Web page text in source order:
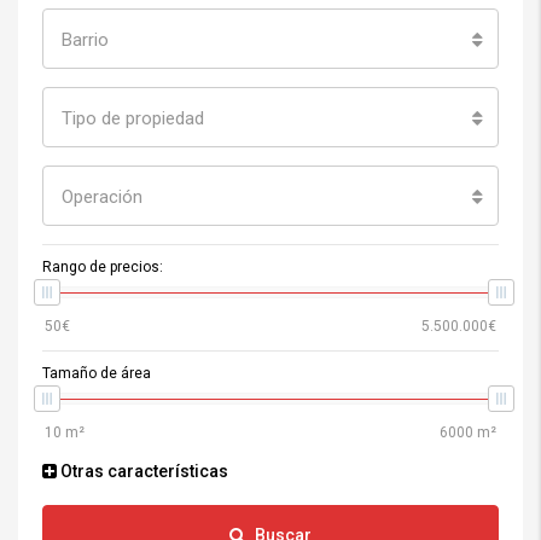
Barrio
Tipo de propiedad
Operación
Rango de precios:
Tamaño de área
Otras características
Buscar